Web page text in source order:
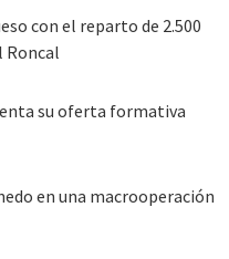
con el reparto de 2.500
Roncal
su oferta formativa
en una macrooperación